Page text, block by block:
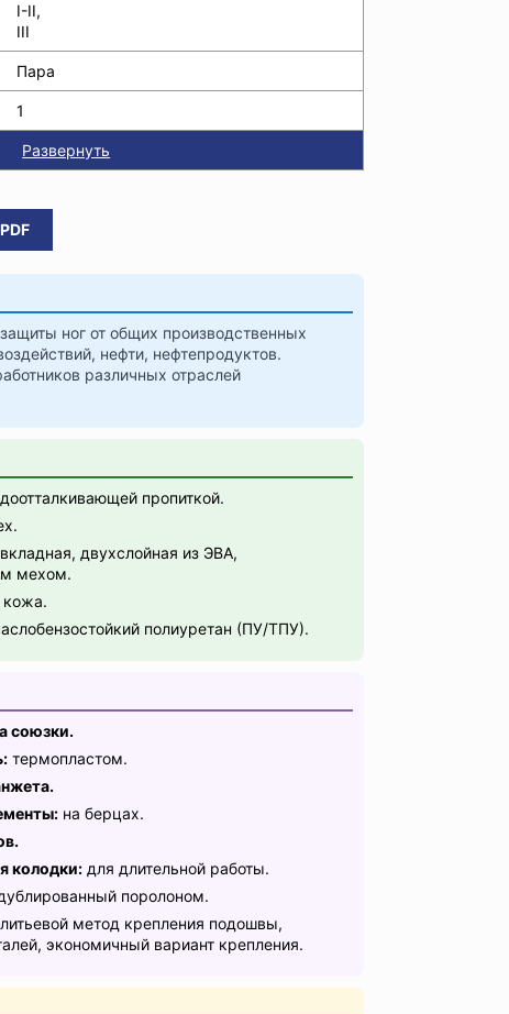
I-II,
III
Пара
1
Развернуть
ног от общих производственных
нефти, нефтепродуктов.
различных отраслей
пропиткой.
двухслойная из ЭВА,
мехом.
кожа.
полиуретан (ПУ/ТПУ).
союзки.
термопластом.
на берцах.
колодки:для длительной работы.
поролоном.
метод крепления подошвы,
экономичный вариант крепления.